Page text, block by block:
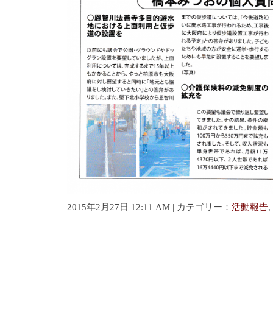
2015年2月27日 12:11 AM | カテゴリー： 活動報告,